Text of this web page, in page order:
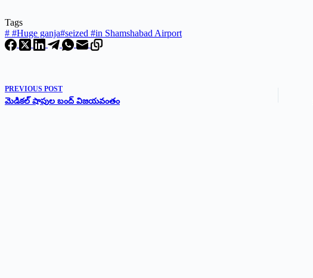
Tags
# #Huge ganja#seized #in Shamshabad Airport
PREVIOUS POST
మెడికల్ షాపుల బంద్ విజయవంతం